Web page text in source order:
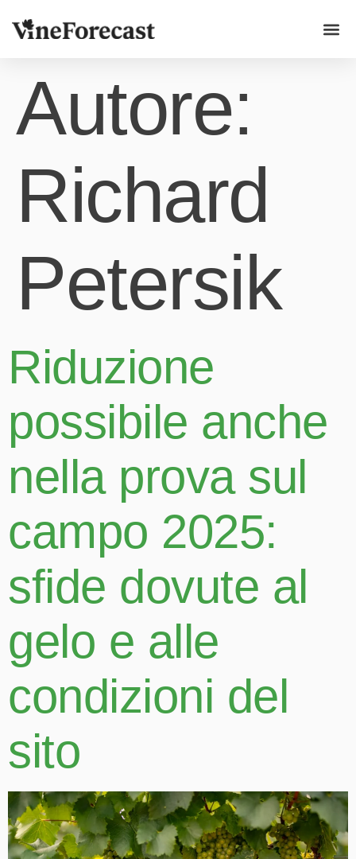
Autore:
Richard
Petersik
Riduzione
possibile anche
nella prova sul
campo 2025:
sfide dovute al
gelo e alle
condizioni del
sito